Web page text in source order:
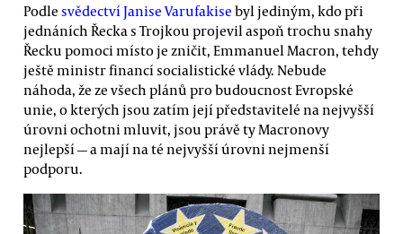
Podle svědectví Janise Varufakise byl jediným, kdo při
jednáních Řecka s Trojkou projevil aspoň trochu snahy
Řecku pomoci místo je zničit, Emmanuel Macron, tehdy
ještě ministr financí socialistické vlády. Nebude
náhoda, že ze všech plánů pro budoucnost Evropské
unie, o kterých jsou zatím její představitelé na nejvyšší
úrovni ochotni mluvit, jsou právě ty Macronovy
nejlepší — a mají na té nejvyšší úrovni nejmenší
podporu.